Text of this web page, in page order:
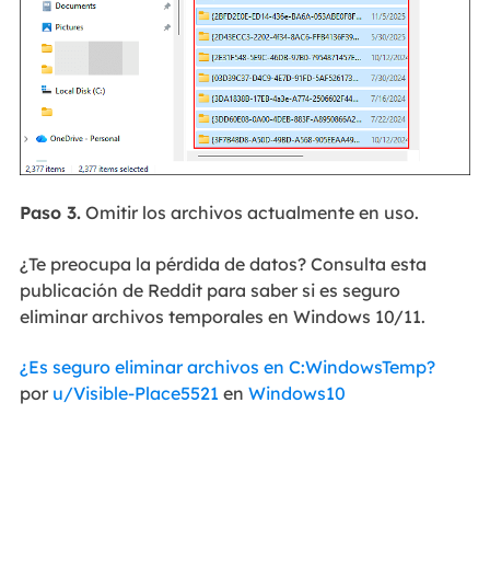
Paso 3.Omitir los archivos actualmente en uso.
¿Te preocupa la pérdida de datos? Consulta esta
publicación de Reddit para saber si es seguro
eliminar archivos temporales en Windows 10/11.
¿Es seguro eliminar archivos en C:WindowsTemp?
por u/Visible-Place5521 en Windows10